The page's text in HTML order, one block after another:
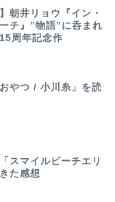
朝井リョウ『イン・
チ』”物語”に呑まれ
周年記念作
おやつ / 小川糸」を読
スマイルビーチエリ
た感想